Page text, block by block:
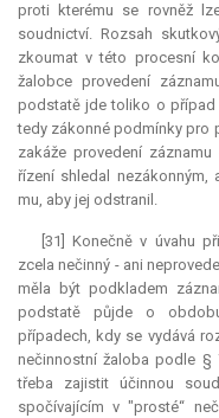
proti kterému se rovněž
soudnictví. Rozsah
zkoumat v této procesní
žalobce provedení
podstatě jde toliko o případ
tedy zákonné podmínky pro
zakáže provedení
řízení shledal
mu, aby jej odstranil.
[31] Konečně v úvahu
zcela nečinný - ani
měla být podkladem
podstatě půjde o
případech, kdy se vydává
nečinnostní žaloba podle
třeba zajistit účinnou
spočívajícím v "prosté“